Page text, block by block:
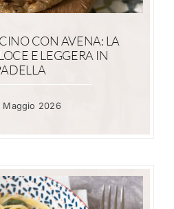
CON AVENA: LA
E LEGGERA IN
Maggio 2026